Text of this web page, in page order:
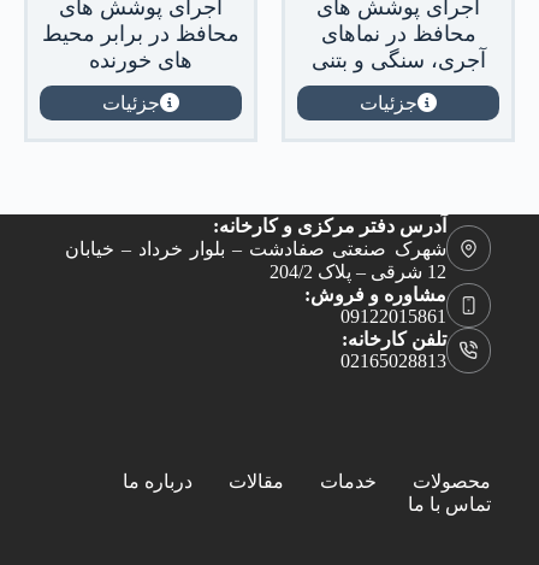
اجرای پوشش های
محافظ در نماهای
آجری، سنگی و بتنی
جزئیات
اجرای پوشش های
محافظ در برابر محیط
های خورنده
جزئیات
آدرس دفتر مرکزی و کارخانه:
شهرک صنعتی صفادشت – بلوار خرداد – خیابان
12 شرقی – پلاک 204/2
مشاوره و فروش:
09122015861
تلفن کارخانه:
02165028813
محصولات خدمات مقالات
درباره ما
تماس با ما